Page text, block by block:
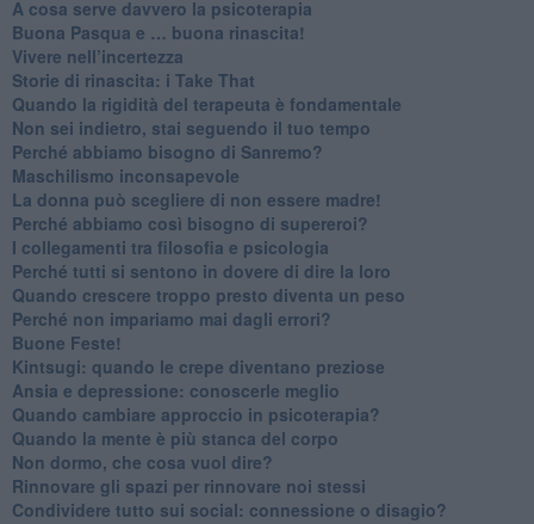
​A cosa serve davvero la psicoterapia
​Buona Pasqua e … buona rinascita!
​Vivere nell’incertezza
​Storie di rinascita: i Take That
​Quando la rigidità del terapeuta è fondamentale
​Non sei indietro, stai seguendo il tuo tempo
​Perché abbiamo bisogno di Sanremo?
​Maschilismo inconsapevole
​La donna può scegliere di non essere madre!
​Perché abbiamo così bisogno di supereroi?
​I collegamenti tra filosofia e psicologia
​Perché tutti si sentono in dovere di dire la loro
​Quando crescere troppo presto diventa un peso
​Perché non impariamo mai dagli errori?
​Buone Feste!
​Kintsugi: quando le crepe diventano preziose
Ansia e depressione: conoscerle meglio
Quando cambiare approccio in psicoterapia?
​Quando la mente è più stanca del corpo
Non dormo, che cosa vuol dire?
​Rinnovare gli spazi per rinnovare noi stessi
​Condividere tutto sui social: connessione o disagio?